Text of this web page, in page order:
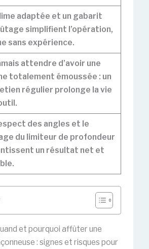
adaptée et un gabarit
simplifient l’opération,
sans expérience.
attendre d’avoir une
totalement émoussée : un
régulier prolonge la vie
des angles et le
du limiteur de profondeur
un résultat net et
et pourquoi affûter une
: signes et risques pour